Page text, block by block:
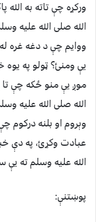
ورکړه چې تاته به
الله صلی الله عليه
ووايم چې د دغه غره
يې ومنئ؟ ټولو په
موږ يې منو ځکه چې تا
الله صلی الله عليه
وېروم او بلنه درکوم
عبادت وکړئ، په دې
الله عليه وسلم ته
پوښتنې: